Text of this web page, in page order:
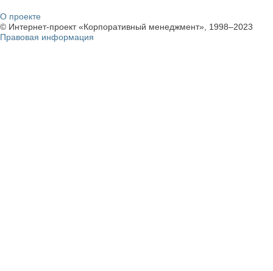
О проекте
© Интернет-проект «Корпоративный менеджмент», 1998–2023
Правовая информация